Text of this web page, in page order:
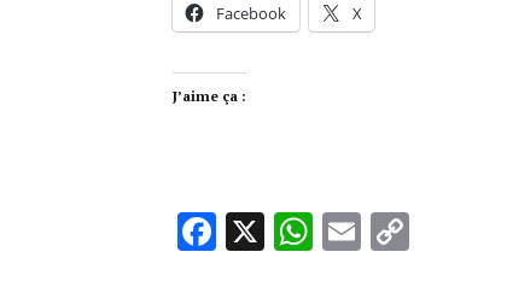
Facebook X
J’aime ça :
Facebook
X WhatsApp
Email